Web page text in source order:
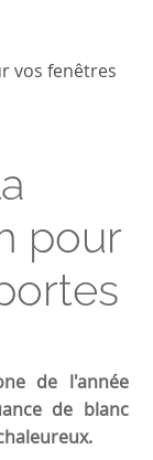
vos fenêtres
pour
de l'année
de blanc